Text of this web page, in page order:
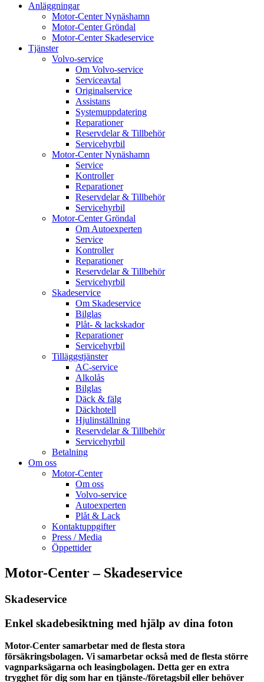
Anläggningar
Motor-Center Nynäshamn
Motor-Center Gröndal
Motor-Center Skadeservice
Tjänster
Volvo-service
Om Volvo-service
Serviceavtal
Originalservice
Assistans
Systemuppdatering
Reparationer
Reservdelar & Tillbehör
Servicehyrbil
Motor-Center Nynäshamn
Service
Kontroller
Reparationer
Reservdelar & Tillbehör
Servicehyrbil
Motor-Center Gröndal
Om Autoexperten
Service
Kontroller
Reparationer
Reservdelar & Tillbehör
Servicehyrbil
Skadeservice
Om Skadeservice
Bilglas
Plåt- & lackskador
Reparationer
Servicehyrbil
Tilläggstjänster
AC-service
Alkolås
Bilglas
Däck & fälg
Däckhotell
Hjulinställning
Reservdelar & Tillbehör
Servicehyrbil
Betalning
Om oss
Motor-Center
Om oss
Volvo-service
Autoexperten
Plåt & Lack
Kontaktuppgifter
Press / Media
Öppettider
Motor-Center– Skadeservice
Skadeservice
Enkel skadebesiktning med hjälp av dina foton
Motor-Center samarbetar med de flesta stora
försäkringsbolagen. Vi samarbetar också med de flesta större
vagnparksägarna och leasingbolagen. Detta ger en extra
trygghet för dig som har en tjänste-/företagsbil eller behöver